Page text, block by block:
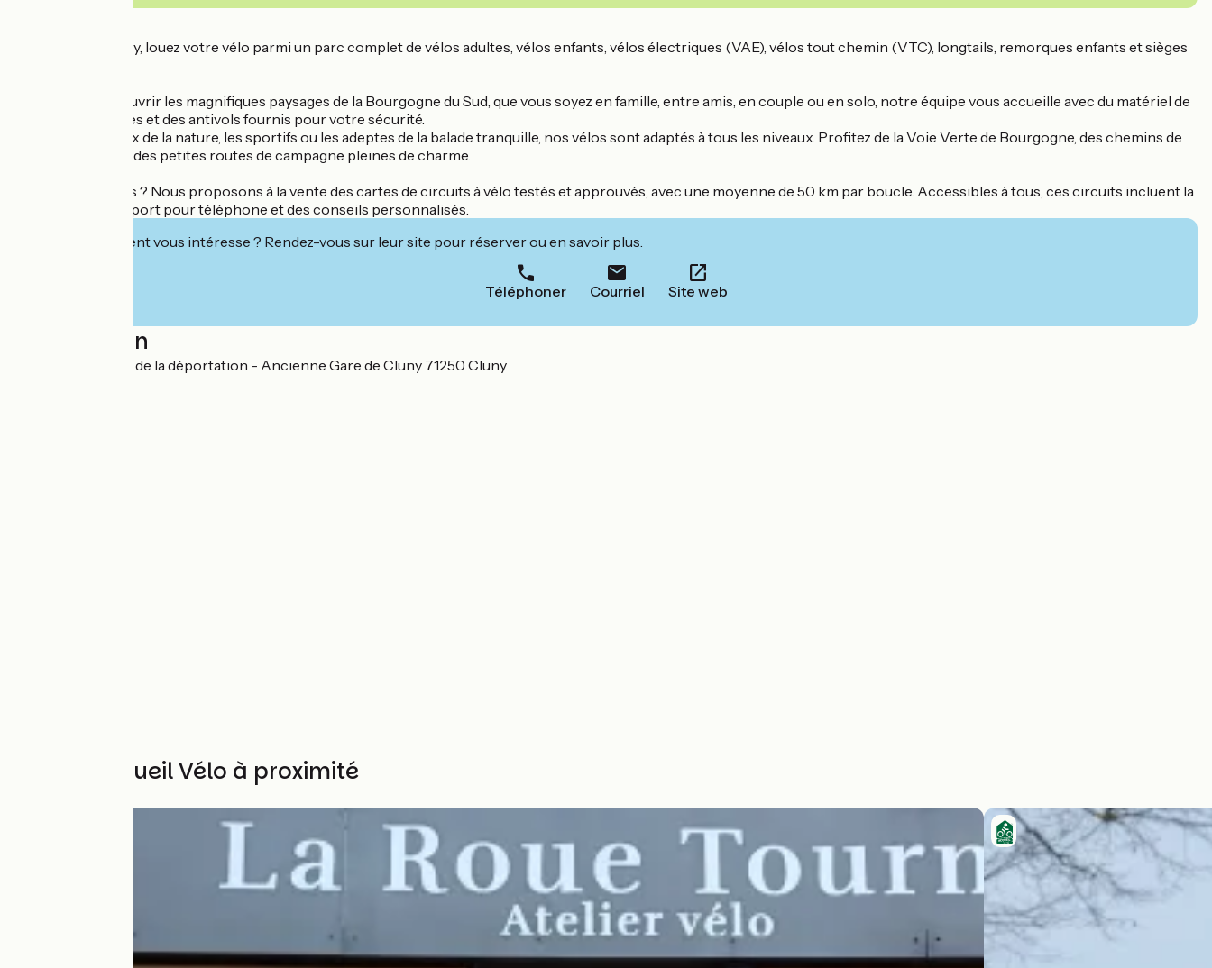
Au départ de Cluny, louez votre vélo parmi un parc complet de vélos adultes, vélos enfants, vélos électriques (VAE), vélos tout chemin (VTC), longtails, remorques enfants et sièges
Parfait pour découvrir les magnifiques paysages de la Bourgogne du Sud, que vous soyez en famille, entre amis, en couple ou en solo, notre équipe vous accueille avec du matériel de
qualité, des casques et des antivols fournis pour votre sécurité.
Pour les amoureux de la nature, les sportifs ou les adeptes de la balade tranquille, nos vélos sont adaptés à tous les niveaux. Profitez de la Voie Verte de Bourgogne, des chemins de
halage, ou encore des petites routes de campagne pleines de charme.
En manque d’idées ? Nous proposons à la vente des cartes de circuits à vélo testés et approuvés, avec une moyenne de 50 km par boucle. Accessibles à tous, ces circuits incluent la
trace GPX, un support pour téléphone et des conseils personnalisés.
Cet établissement vous intéresse ? Rendez-vous sur leur site pour réserver ou en savoir plus.
Téléphoner Courriel Site web
Localisation
Place des martyrs de la déportation - Ancienne Gare de Cluny 71250 Cluny
Autres Accueil Vélo à proximité